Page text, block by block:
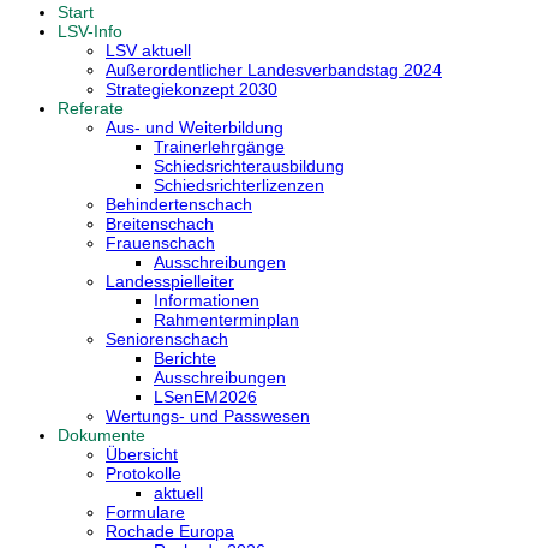
Start
LSV-Info
LSV aktuell
Außerordentlicher Landesverbandstag 2024
Strategiekonzept 2030
Referate
Aus- und Weiterbildung
Trainerlehrgänge
Schiedsrichterausbildung
Schiedsrichterlizenzen
Behindertenschach
Breitenschach
Frauenschach
Ausschreibungen
Landesspielleiter
Informationen
Rahmenterminplan
Seniorenschach
Berichte
Ausschreibungen
LSenEM2026
Wertungs- und Passwesen
Dokumente
Übersicht
Protokolle
aktuell
Formulare
Rochade Europa